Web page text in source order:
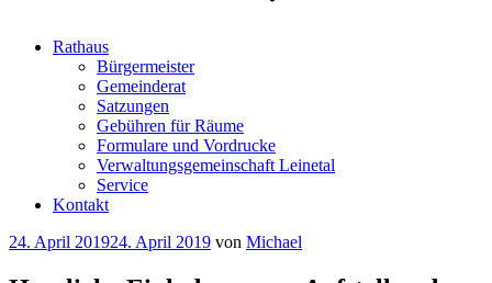
Rathaus
Bürgermeister
Gemeinderat
Satzungen
Gebühren für Räume
Formulare und Vordrucke
Verwaltungsgemeinschaft Leinetal
Service
Kontakt
Veröffentlicht
24. April 201924. April 2019 von Michael